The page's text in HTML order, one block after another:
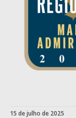
15 de julho de 2025